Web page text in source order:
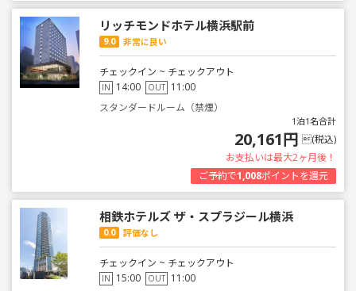
リッチモンドホテル横浜駅前
9.0 非常に良い
チェックイン ~ チェックアウト
IN 14:00 OUT 11:00
スタンダードルーム（禁煙）
1泊1名合計
20,161円 (税込)
お支払いは最大2ヶ月後！
ご予約で1,008ポイントを還元
相鉄ホテルズ ザ・スプラジール横浜
0.0 評価なし
チェックイン ~ チェックアウト
IN 15:00 OUT 11:00